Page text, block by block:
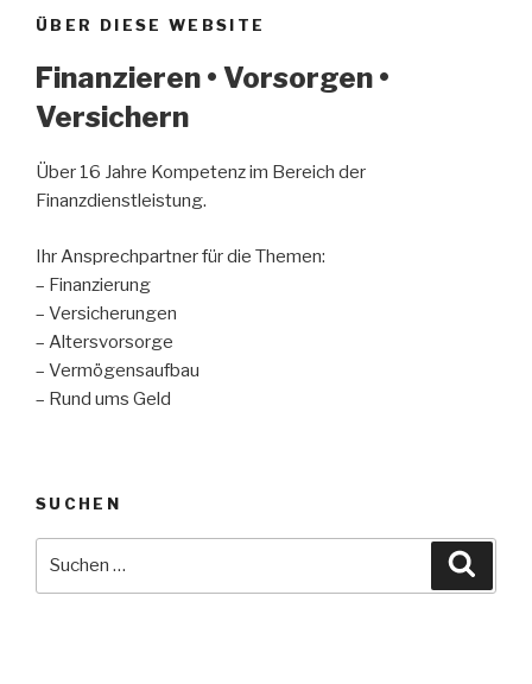
ÜBER DIESE WEBSITE
Finanzieren • Vorsorgen •
Versichern
Über 16 Jahre Kompetenz im Bereich der
Finanzdienstleistung.
Ihr Ansprechpartner für die Themen:
– Finanzierung
– Versicherungen
– Altersvorsorge
– Vermögensaufbau
– Rund ums Geld
SUCHEN